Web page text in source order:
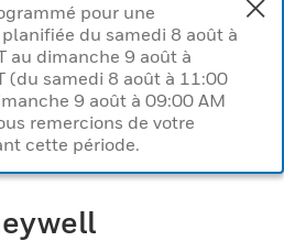
pour une
du samedi 8 août à
au dimanche 9 août à
(du samedi 8 août à 11:00
9 août à 09:00 AM
remercions de votre
cette période.